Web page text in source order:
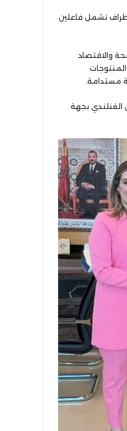
تشمل فاعلين
والاقتصاد
مستدامة.
الفنلندي بجهة